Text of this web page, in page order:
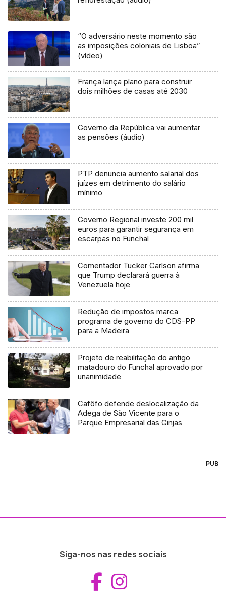
“O adversário neste momento são
as imposições coloniais de Lisboa”
(vídeo)
França lança plano para construir
dois milhões de casas até 2030
Governo da República vai aumentar
as pensões (áudio)
PTP denuncia aumento salarial dos
juízes em detrimento do salário
mínimo
Governo Regional investe 200 mil
euros para garantir segurança em
escarpas no Funchal
Comentador Tucker Carlson afirma
que Trump declarará guerra à
Venezuela hoje
Redução de impostos marca
programa de governo do CDS-PP
para a Madeira
Projeto de reabilitação do antigo
matadouro do Funchal aprovado por
unanimidade
Cafôfo defende deslocalização da
Adega de São Vicente para o
Parque Empresarial das Ginjas
PUB
Siga-nos nas redes sociais
Aceder ao